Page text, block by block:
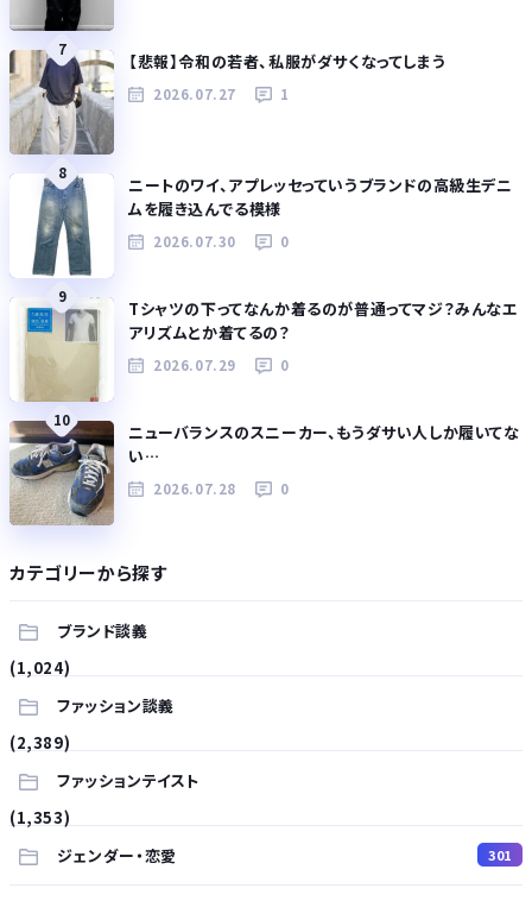
7
【悲報】令和の若者、私服がダサくなってしまう
2026.07.27 1
8
ニートのワイ、アプレッセっていうブランドの高級生デニ
ムを履き込んでる模様
2026.07.30 0
9
Tシャツの下ってなんか着るのが普通ってマジ？みんなエ
アリズムとか着てるの？
2026.07.29 0
10
ニューバランスのスニーカー、もうダサい人しか履いてな
い…
2026.07.28 0
カテゴリーから探す
ブランド談義
(1,024)
ファッション談義
(2,389)
ファッションテイスト
(1,353)
ジェンダー・恋愛
301